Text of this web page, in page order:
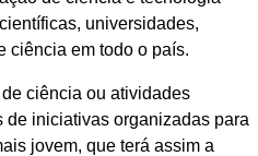
universidades,
ciência em todo o país.
ciência ou atividades
iniciativas organizadas para
jovem, que terá assim a